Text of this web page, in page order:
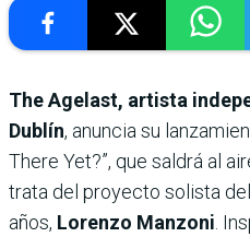
The Agelast, artista
Dublín, anuncia su
There Yet?”, que saldrá al
trata del proyecto solista
años, Lorenzo Manzoni .